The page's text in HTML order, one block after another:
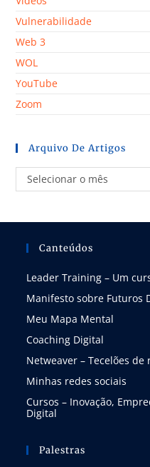
Vulnerabilidade
Web 3
WOL
YouTube
Zoom
Arquivo De Artigos
Selecionar o mês
Canteúdos
Leader Training – Um
Manifesto sobre Futuros
Meu Mapa Mental
Coaching Digital
Netweaver – Tecelões de
Minhas redes sociais
Cursos – Inovação,
Digital
Palestras